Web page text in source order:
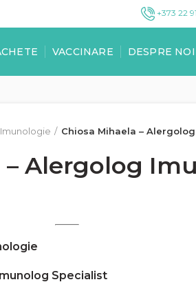
+373 22
VACCINARE DESPRE NOI
Chiosa Mihaela –
– Alergolog
Specialist